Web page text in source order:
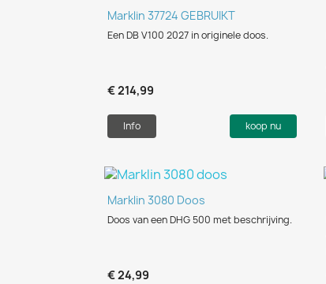
Snel bekijken
Marklin 37724 GEBRUIKT
Een DB V100 2027 in originele doos.
€ 214,99
Info koop nu
Snel bekijken
Marklin 3080 Doos
Doos van een DHG 500 met beschrijving.
€ 24,99